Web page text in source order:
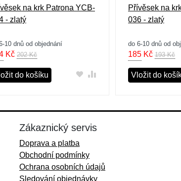
na krk Patrona YCB-
- zlatý
10 dnů od objednání
Kč 202 Kč
do košíku
Přívěsek na
036 - zlatý
do 6-10 dnů od
185Kč 193 Kč
Vložit do
Zákaznický servis
Doprava a platba
Obchodní podmínky
Ochrana osobních údajů
Sledování objednávky